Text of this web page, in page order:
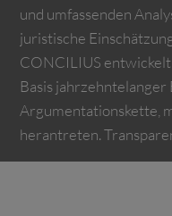
und umfassenden
juristische
CONCILIUS entwickelt
Basis
Argumentationskette,
herantreten.